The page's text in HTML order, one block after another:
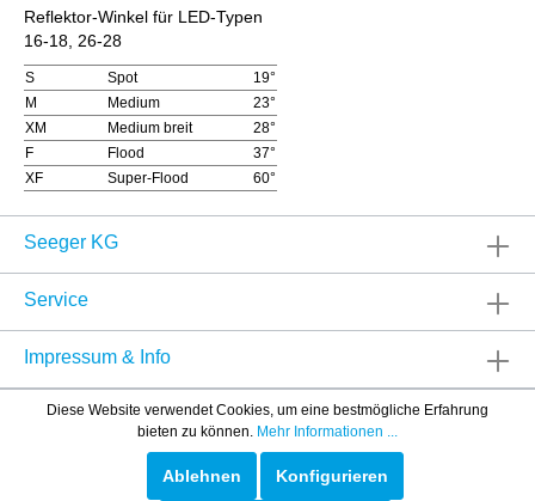
Reflektor-Winkel für LED-Typen
16-18, 26-28
S Spot
19°
M
Medium
23°
XM
Medium breit
28°
F
Flood
37°
XF
Super-Flood 60°
Seeger KG
Service
Impressum & Info
Diese Website verwendet Cookies, um eine bestmögliche Erfahrung
bieten zu können. Mehr Informationen ...
Ablehnen Konfigurieren